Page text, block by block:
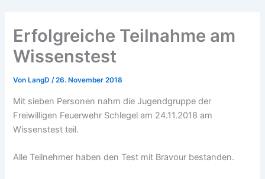
Erfolgreiche Teilnahme am
Wissenstest
Von LangD/26. November 2018
Mit sieben Personen nahm die Jugendgruppe der
Freiwilligen Feuerwehr Schlegel am 24.11.2018 am
Wissenstest teil.
Alle Teilnehmer haben den Test mit Bravour bestanden.